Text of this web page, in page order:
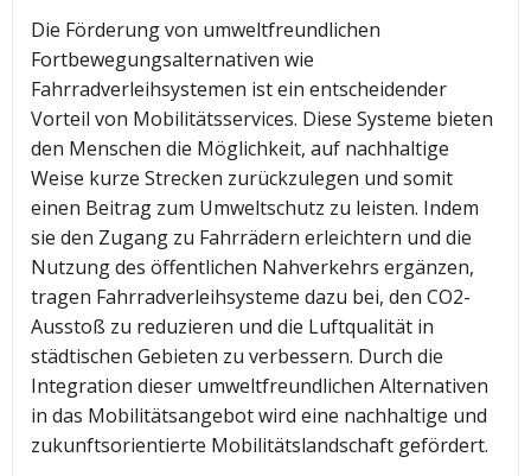
Die Förderung von umweltfreundlichen
Fortbewegungsalternativen wie
Fahrradverleihsystemen ist ein entscheidender
Vorteil von Mobilitätsservices. Diese Systeme bieten
den Menschen die Möglichkeit, auf nachhaltige
Weise kurze Strecken zurückzulegen und somit
einen Beitrag zum Umweltschutz zu leisten. Indem
sie den Zugang zu Fahrrädern erleichtern und die
Nutzung des öffentlichen Nahverkehrs ergänzen,
tragen Fahrradverleihsysteme dazu bei, den CO2-
Ausstoß zu reduzieren und die Luftqualität in
städtischen Gebieten zu verbessern. Durch die
Integration dieser umweltfreundlichen Alternativen
in das Mobilitätsangebot wird eine nachhaltige und
zukunftsorientierte Mobilitätslandschaft gefördert.